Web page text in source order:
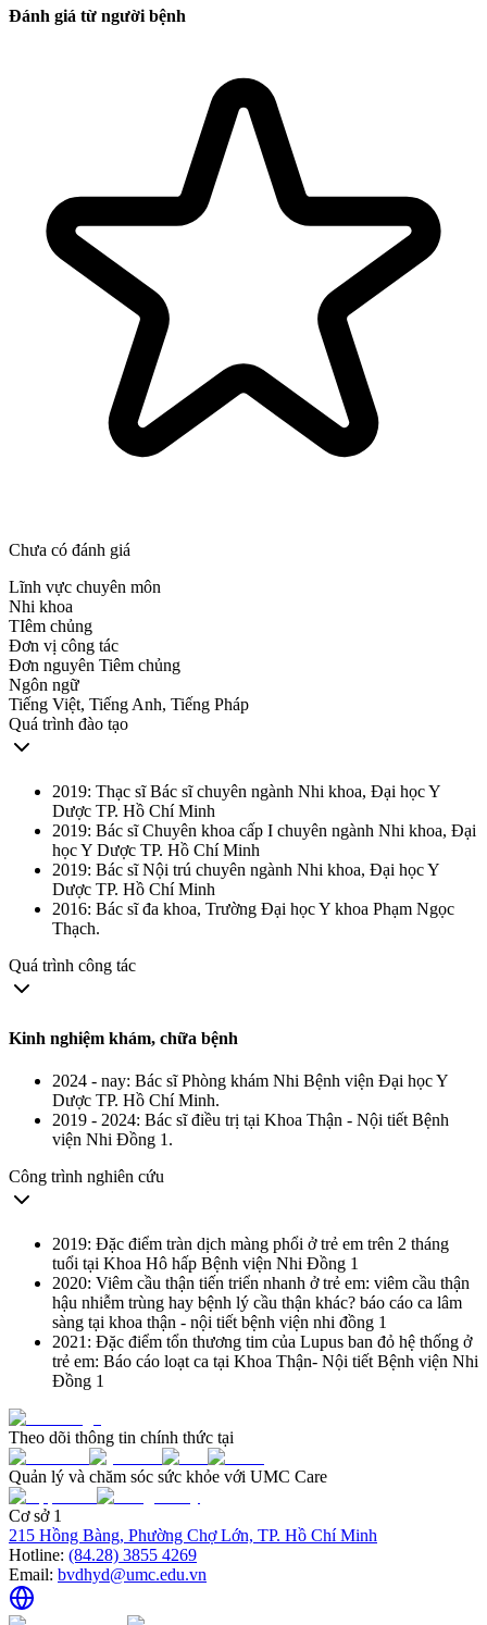
Đánh giá từ người bệnh
Chưa có đánh giá
Lĩnh vực chuyên môn
Nhi khoa
TIêm chủng
Đơn vị công tác
Đơn nguyên Tiêm chủng
Ngôn ngữ
Tiếng Việt, Tiếng Anh, Tiếng Pháp
Quá trình đào tạo
2019: Thạc sĩ Bác sĩ chuyên ngành Nhi khoa, Đại học Y
Dược TP. Hồ Chí Minh
2019: Bác sĩ Chuyên khoa cấp I chuyên ngành Nhi khoa, Đại
học Y Dược TP. Hồ Chí Minh
2019: Bác sĩ Nội trú chuyên ngành Nhi khoa, Đại học Y
Dược TP. Hồ Chí Minh
2016: Bác sĩ đa khoa, Trường Đại học Y khoa Phạm Ngọc
Thạch.
Quá trình công tác
Kinh nghiệm khám, chữa bệnh
2024 - nay: Bác sĩ Phòng khám Nhi Bệnh viện Đại học Y
Dược TP. Hồ Chí Minh.
2019 - 2024: Bác sĩ điều trị tại Khoa Thận - Nội tiết Bệnh
viện Nhi Đồng 1.
Công trình nghiên cứu
2019: Đặc điểm tràn dịch màng phổi ở trẻ em trên 2 tháng
tuổi tại Khoa Hô hấp Bệnh viện Nhi Đồng 1
2020: Viêm cầu thận tiến triển nhanh ở trẻ em: viêm cầu thận
hậu nhiễm trùng hay bệnh lý cầu thận khác? báo cáo ca lâm
sàng tại khoa thận - nội tiết bệnh viện nhi đồng 1
2021: Đặc điểm tổn thương tim của Lupus ban đỏ hệ thống ở
trẻ em: Báo cáo loạt ca tại Khoa Thận- Nội tiết Bệnh viện Nhi
Đồng 1
Theo dõi thông tin chính thức tại
Quản lý và chăm sóc sức khỏe với UMC Care
Cơ sở 1
215 Hồng Bàng, Phường Chợ Lớn, TP. Hồ Chí Minh
Hotline: (84.28) 3855 4269
Email: bvdhyd@umc.edu.vn